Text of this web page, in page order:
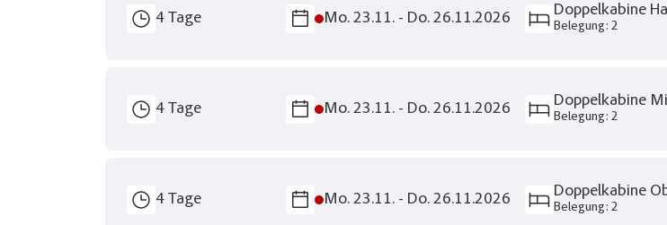
4 Tage Mo. 23.11. - Do. 26.11.2026 Doppelkabine
Belegung: 2
4 Tage Mo. 23.11. - Do. 26.11.2026 Doppelkabine
Belegung: 2
4 Tage Mo. 23.11. - Do. 26.11.2026 Doppelkabine
Belegung: 2